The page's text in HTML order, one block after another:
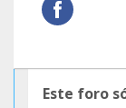
Este foro